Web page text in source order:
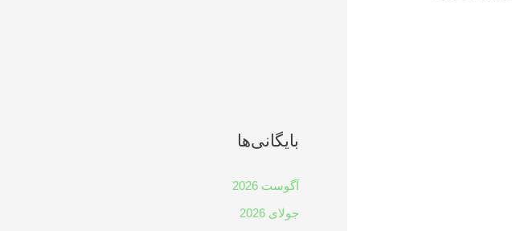
بایگانی‌ها
آگوست 2026
جولای 2026